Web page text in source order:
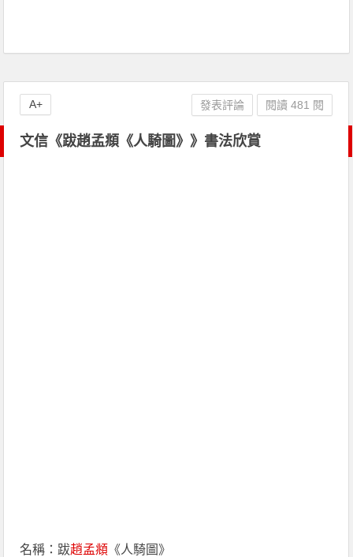
文信《跋趙孟頫《人騎圖》》書法欣賞
名稱：跋趙孟頫 《人騎圖》
發表評論 閱讀 481 閱
A+